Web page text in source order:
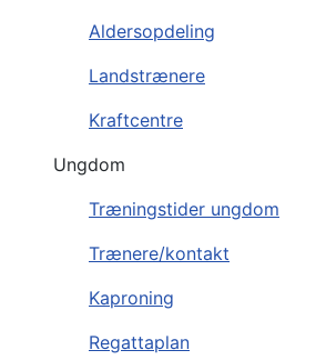
Aldersopdeling
Landstrænere
Kraftcentre
Ungdom
Træningstider ungdom
Trænere/kontakt
Kaproning
Regattaplan